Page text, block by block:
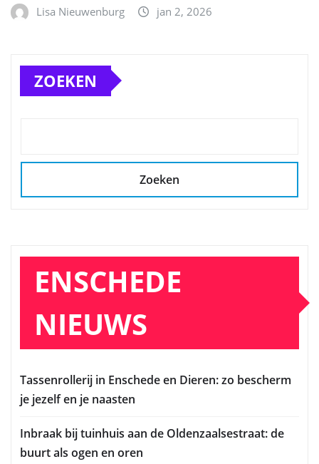
Lisa Nieuwenburg jan 2, 2026
ZOEKEN
Zoeken
ENSCHEDE
NIEUWS
Tassenrollerij in Enschede en Dieren: zo bescherm
je jezelf en je naasten
Inbraak bij tuinhuis aan de Oldenzaalsestraat: de
buurt als ogen en oren